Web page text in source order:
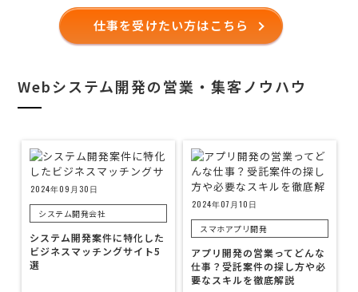
仕事を受けたい方はこちら
Webシステム開発の営業・集客ノウハウ
2024年09月30日
システム開発会社
システム開発案件に特化した
ビジネスマッチングサイト5
選
2024年07月10日
スマホアプリ開発
アプリ開発の営業ってどんな
仕事？受託案件の探し方や必
要なスキルを徹底解説